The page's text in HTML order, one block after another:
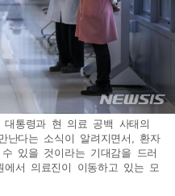
통령과 현 의료 공백 사태의
다는 소식이 알려지면서, 환자
있을 것이라는 기대감을 드러
에서 의료진이 이동하고 있는 모